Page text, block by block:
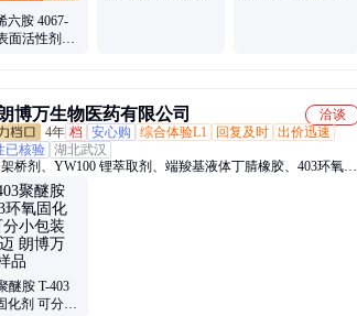
六胺 4067-
面活性剂固
博万生物医药有限公司
洽谈
4年 档 安心购 综合体验L1 回复及时 出价迅速
已核验 湖北武汉
架桥剂、YW100 锂萃取剂、端羧基液体丁腈橡胶、403环氧固
10-羟基癸酸、苯乙烯磷酸、肉豆蔻酸镁、硬脂酸钴、全氟三
乙烯基磷酸二乙酯、磷酸锰铁锂、β-磷酸三钙、十一烯酸、钨
1-乙炔基环已醇、间二异丙苯、锂硅合金、溴甲酚绿、生物活
、溴代海因树脂颗粒、红铝、龙涎酮、原丁酸三甲酯
醚胺 T-403
化剂 可分小